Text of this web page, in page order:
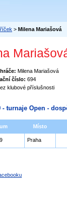
> Milena Mariašová
Milena Mariašová
číslo: 694
klubové příslušnosti
- turnaje Open -
Místo
Praha